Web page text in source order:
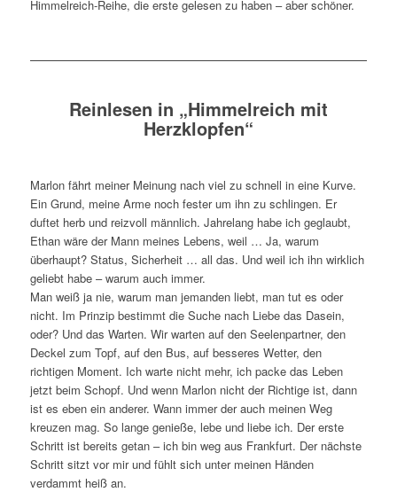
Himmelreich-Reihe, die erste gelesen zu haben – aber schöner.
Reinlesen in „Himmelreich mit
Herzklopfen“
Marlon fährt meiner Meinung nach viel zu schnell in eine Kurve.
Ein Grund, meine Arme noch fester um ihn zu schlingen. Er
duftet herb und reizvoll männlich. Jahrelang habe ich geglaubt,
Ethan wäre der Mann meines Lebens, weil … Ja, warum
überhaupt? Status, Sicherheit … all das. Und weil ich ihn wirklich
geliebt habe – warum auch immer.
Man weiß ja nie, warum man jemanden liebt, man tut es oder
nicht. Im Prinzip bestimmt die Suche nach Liebe das Dasein,
oder? Und das Warten. Wir warten auf den Seelenpartner, den
Deckel zum Topf, auf den Bus, auf besseres Wetter, den
richtigen Moment. Ich warte nicht mehr, ich packe das Leben
jetzt beim Schopf. Und wenn Marlon nicht der Richtige ist, dann
ist es eben ein anderer. Wann immer der auch meinen Weg
kreuzen mag. So lange genieße, lebe und liebe ich. Der erste
Schritt ist bereits getan – ich bin weg aus Frankfurt. Der nächste
Schritt sitzt vor mir und fühlt sich unter meinen Händen
verdammt heiß an.